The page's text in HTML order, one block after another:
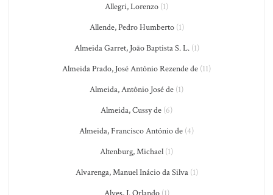
Allegri, Lorenzo (1)
Allende, Pedro Humberto(1)
Almeida Garret, João Baptista S. L.(1)
Almeida Prado, José Antônio Rezende de (11)
Almeida, Antônio José de (1)
Almeida, Cussy de (6)
Almeida, Francisco António de (4)
Altenburg, Michael (1)
Alvarenga, Manuel Inácio da Silva(1)